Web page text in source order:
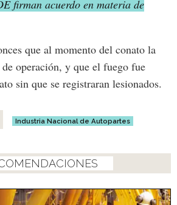
firman acuerdo en materia de
que al momento del conato la
operación, y que el fuego fue
sin que se registraran lesionados.
Industria Nacional de Autopartes